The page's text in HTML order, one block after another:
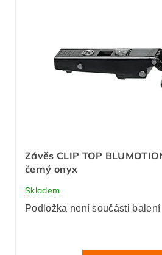
Závěs CLIP TOP
černý onyx
Skladem
Podložka není součásti balení